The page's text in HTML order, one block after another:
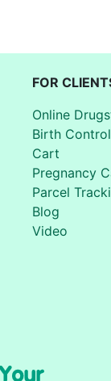
FOR
Online
Birth
Cart
Pregnancy
Parcel
Blog
Video